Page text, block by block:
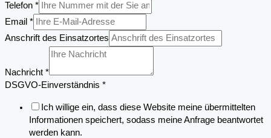
Telefon *
Email *
Anschrift des Einsatzortes
Nachricht *
Nachricht
Anschrift
DSGVO-Einverständnis *
Ich willige ein, dass diese Website meine übermittelten
Informationen speichert, sodass meine Anfrage beantwortet
werden kann.